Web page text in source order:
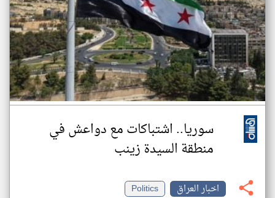
سوريا.. اشتباكات مع دواعش في
منطقة السيدة زينب
اخبار العراق
Politics